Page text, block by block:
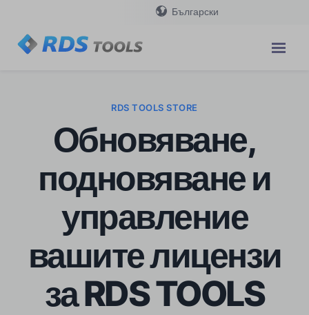
Български
RDS TOOLS STORE
Обновяване,
подновяване и
управление
вашите лицензи
за RDS TOOLS